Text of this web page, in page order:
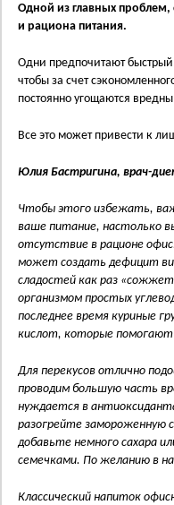
Одной из главных
и рациона питания.
Одни предпочитают
чтобы за счет
постоянно угощаются
Все это может привести к
Юлия Бастригина, врач-
Чтобы этого избежать,
ваше питание, настолько
отсутствие в рационе
может создать дефицит
сладостей как раз
организмом простых
последнее время куриные
кислот, которые
Для перекусов отлично
проводим большую часть
нуждается в
разогрейте замороженную
добавьте немного сахара
семечками. По желанию в
Классический напиток